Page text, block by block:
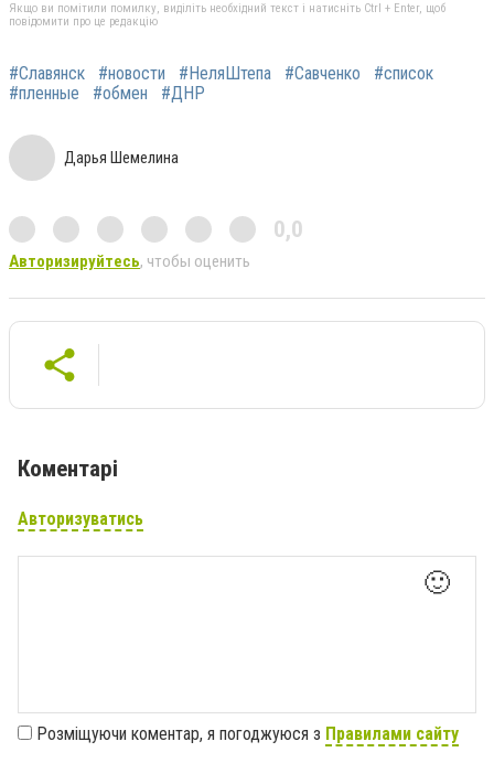
Якщо ви помітили помилку, виділіть необхідний текст і натисніть Ctrl + Enter, щоб
повідомити про це редакцію
#Славянск #новости #НеляШтепа #Савченко
#список
#пленные
#обмен #ДНР
Дарья Шемелина
0,0
Авторизируйтесь, чтобы оценить
Коментарі
Авторизуватись
🙂
Розміщуючи коментар, я погоджуюся з Правилами сайту